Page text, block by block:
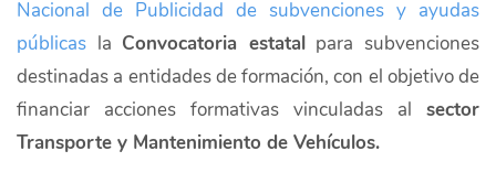
Nacional de Publicidad de subvenciones y ayudas
públicas la Convocatoria estatalpara subvenciones
destinadas a entidades de formación, con el objetivo de
financiar acciones formativas vinculadas al sector
Transporte y Mantenimiento de Vehículos.